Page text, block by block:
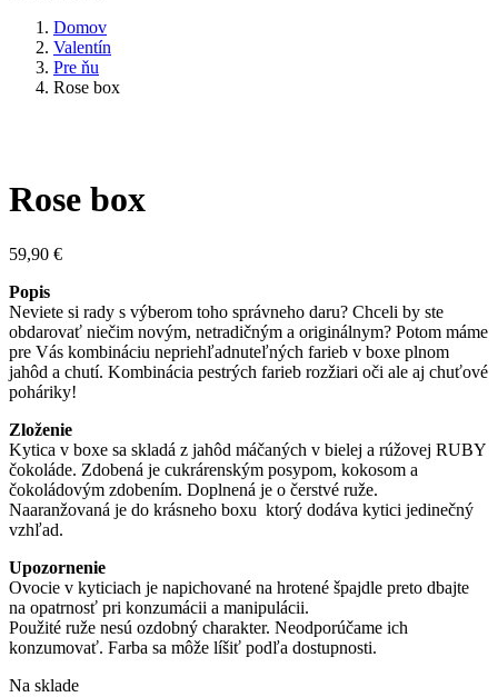
Domov
Valentín
Pre ňu
Rose box
Rose box
59,90 €
Popis
Neviete si rady s výberom toho správneho daru? Chceli by ste
obdarovať niečim novým, netradičným a originálnym? Potom máme
pre Vás kombináciu nepriehľadnuteľných farieb v boxe plnom
jahôd a chutí. Kombinácia pestrých farieb rozžiari oči ale aj chuťové
poháriky!
Zloženie
Kytica v boxe sa skladá z jahôd máčaných v bielej a rúžovej RUBY
čokoláde. Zdobená je cukrárenským posypom, kokosom a
čokoládovým zdobením. Doplnená je o čerstvé ruže.
Naaranžovaná je do krásneho boxu ktorý dodáva kytici jedinečný
vzhľad.
Upozornenie
Ovocie v kyticiach je napichované na hrotené špajdle preto dbajte
na opatrnosť pri konzumácii a manipulácii.
Použité ruže nesú ozdobný charakter. Neodporúčame ich
konzumovať. Farba sa môže líšiť podľa dostupnosti.
Na sklade